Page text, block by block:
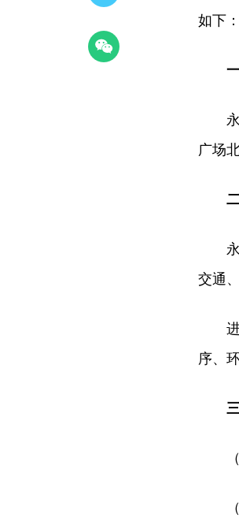
如下：
广场
交通
序、